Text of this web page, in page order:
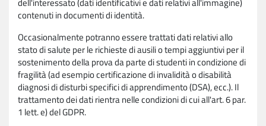
contenuti in documenti di identità.
Occasionalmente potranno essere trattati dati relativi allo
stato di salute per le richieste di ausili o tempi aggiuntivi per il
sostenimento della prova da parte di studenti in condizione di
fragilità (ad esempio certificazione di invalidità o disabilità
diagnosi di disturbi specifici di apprendimento (DSA), ecc.). Il
trattamento dei dati rientra nelle condizioni di cui all'art. 6 par.
1 lett. e) del GDPR.